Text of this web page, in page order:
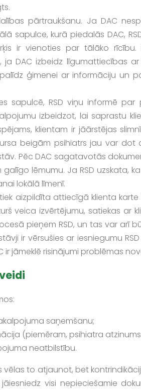
pārtraukšanu. Ja DAC
sapulce, kurā piedalās DAC,
ir vienoties par tālāko rīcību.
DAC izbeidz līgumattiecības ar
ģimenei ar informāciju un
sapulcē, RSD viņu informē par
izbeidzot, lai saprastu
klientam ir jāārstējas
beigām psihiatrs jau var dot
Pēc DAC sagatavotās
lēmumu. Ja RSD uzskata,
lokālā līmenī.
aizpildīta attiecīgā klienta
veica izvērtējumu, satiekas ar
pieņem RSD, un tas var arī
ir vērsušies ar iesniegumu
ir jāmeklē risinājumi problēmas
saņemšanu;
(piemēram, psihiatra
neatbilstību.
vēlas to atjaunot, bet
visi nepieciešamie